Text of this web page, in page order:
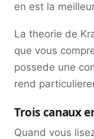
en est la
La theorie de
que vous
possede une
rend
Trois canaux
Quand vous